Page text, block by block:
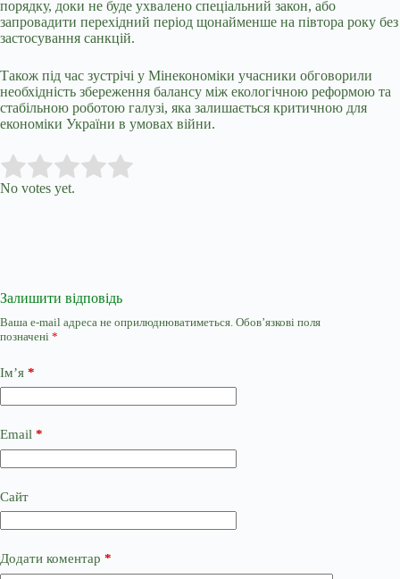
порядку, доки не буде ухвалено спеціальний закон, або
запровадити перехідний період щонайменше на півтора року без
застосування санкцій.
Також під час зустрічі у Мінекономіки учасники обговорили
необхідність збереження балансу між екологічною реформою та
стабільною роботою галузі, яка залишається критичною для
економіки України в умовах війни.
Rate this item:
No votes yet.
Залишити відповідь
Ваша e-mail адреса не оприлюднюватиметься. Обов’язкові поля
позначені *
Ім’я *
Email *
Сайт
Додати коментар *